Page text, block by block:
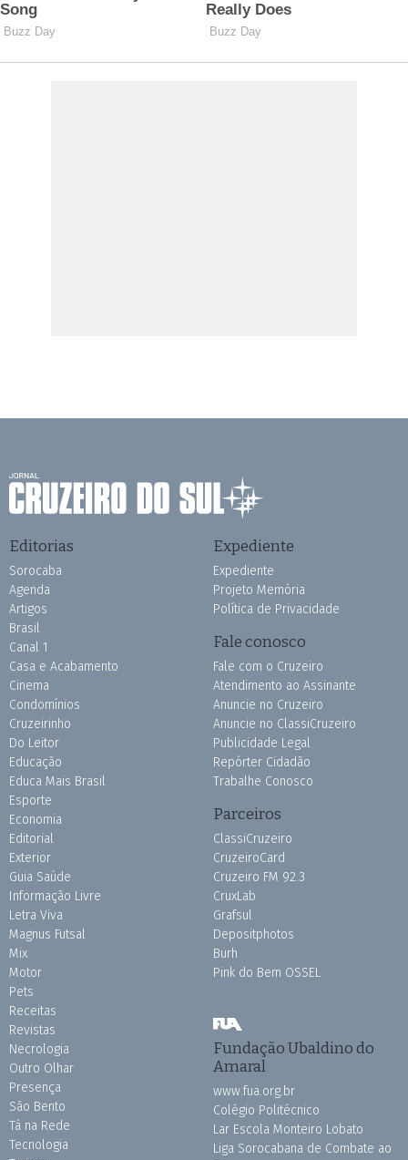
Editorias
Sorocaba
Agenda
Artigos
Brasil
Canal 1
Casa e Acabamento
Cinema
Condomínios
Cruzeirinho
Do Leitor
Educação
Educa Mais Brasil
Esporte
Economia
Editorial
Exterior
Guia Saúde
Informação Livre
Letra Viva
Magnus Futsal
Mix
Motor
Pets
Receitas
Revistas
Necrologia
Outro Olhar
Presença
São Bento
Tá na Rede
Tecnologia
Expediente
Expediente
Projeto Memória
Política de Privacidade
Fale conosco
Fale com o Cruzeiro
Atendimento ao Assinante
Anuncie no Cruzeiro
Anuncie no ClassiCruzeiro
Publicidade Legal
Repórter Cidadão
Trabalhe Conosco
Parceiros
ClassiCruzeiro
CruzeiroCard
Cruzeiro FM 92.3
CruxLab
Grafsul
Depositphotos
Burh
Pink do Bem OSSEL
Fundação Ubaldino do
Amaral
www.fua.org.br
Colégio Politécnico
Lar Escola Monteiro Lobato
Liga Sorocabana de Combate ao